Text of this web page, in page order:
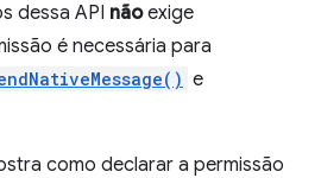
dessa API nãoexige
é necessária para
e
como declarar a permissão